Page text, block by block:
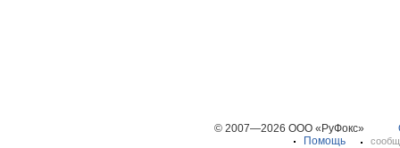
© 2007—2026 ООО «РуФокс»
Помощь